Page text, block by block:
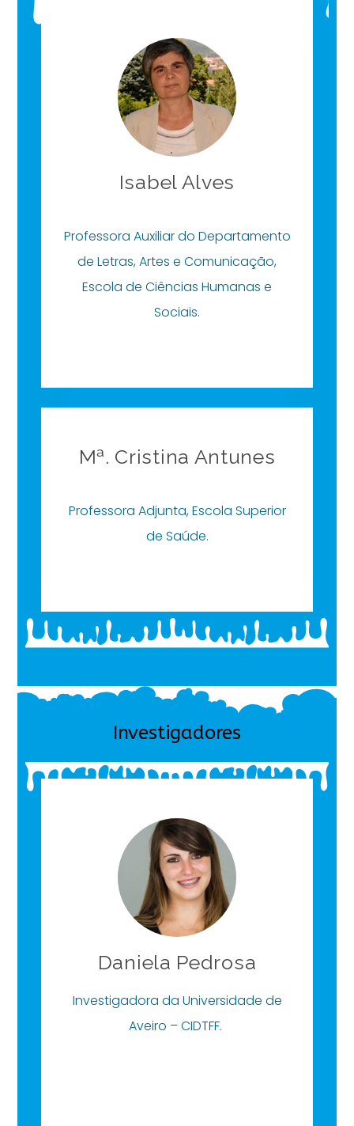
Isabel Alves
Professora Auxiliar do Departamento
de Letras, Artes e Comunicação,
Escola de Ciências Humanas e
Sociais.
Mª. Cristina Antunes
Professora Adjunta, Escola Superior
de Saúde.
Investigadores
Daniela Pedrosa
Investigadora da Universidade de
Aveiro – CIDTFF.